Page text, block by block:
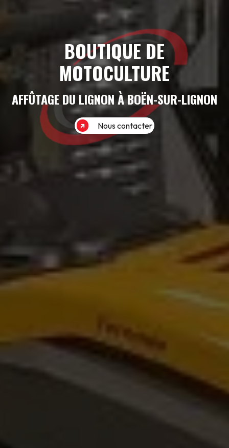
BOUTIQUE DE
MOTOCULTURE
AFFÛTAGE DU LIGNON À BOËN-SUR-LIGNON
Nous contacter